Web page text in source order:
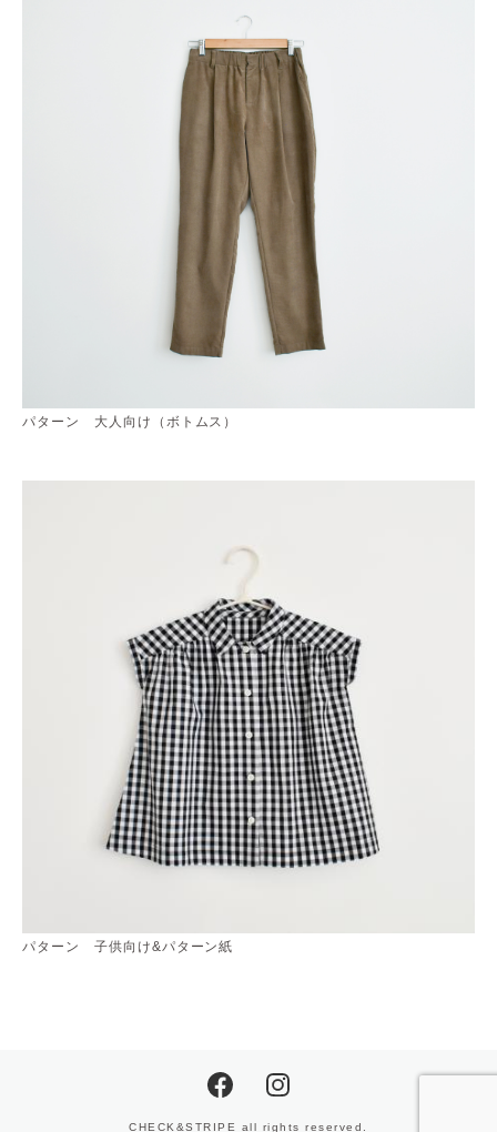
パターン 大人向け（ボトムス）
パターン 子供向け&パターン紙
CHECK&STRIPE all rights reserved.